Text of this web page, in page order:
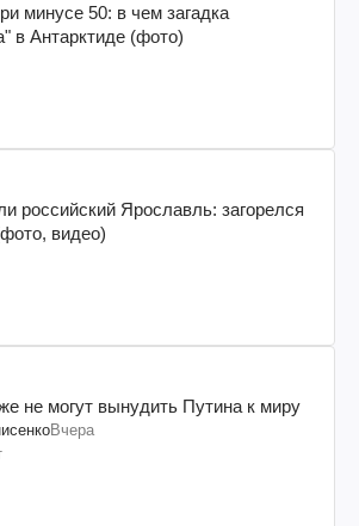
минусе 50: в чем загадка
в Антарктиде (фото)
российский Ярославль: загорелся
видео)
не могут вынудить Путина к миру
Вчера